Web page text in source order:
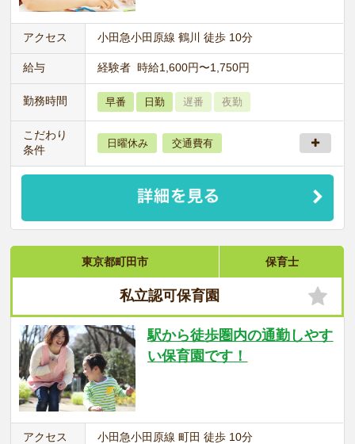
アクセス 小田急小田原線 鶴川 徒歩 10分
給与 経験者 時給1,600円〜1,750円
勤務時間 早番 日勤 遅番 夜勤
こだわり
条件
日曜休み 交通費有
東京都町田市 保育士
私立認可保育園
駅から徒歩圏内の通勤しやす
い保育園です！
アクセス 小田急小田原線 町田 徒歩 10分